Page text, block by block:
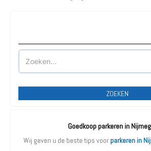
ZOEKEN
Goedkoop parkeren in
Wij geven u de beste tips voor parkeren in